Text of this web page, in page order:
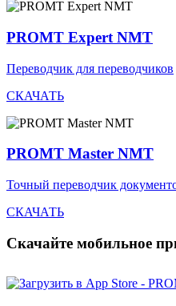
PROMT Expert NMT
Переводчик для переводчиков
СКАЧАТЬ
PROMT Master NMT
Точный переводчик
СКАЧАТЬ
Скачайте мобильное